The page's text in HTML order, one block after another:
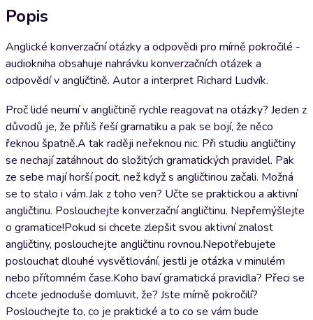
Popis
Anglické konverzační otázky a odpovědi pro mírně pokročilé -
audiokniha obsahuje nahrávku konverzačních otázek a
odpovědí v angličtině. Autor a interpret Richard Ludvík.
Proč lidé neumí v angličtině rychle reagovat na otázky? Jeden z
důvodů je, že příliš řeší gramatiku a pak se bojí, že něco
řeknou špatně.A tak raději neřeknou nic. Při studiu angličtiny
se nechají zatáhnout do složitých gramatických pravidel. Pak
ze sebe mají horší pocit, než když s angličtinou začali. Možná
se to stalo i vám.Jak z toho ven? Učte se praktickou a aktivní
angličtinu. Poslouchejte konverzační angličtinu. Nepřemýšlejte
o gramatice!Pokud si chcete zlepšit svou aktivní znalost
angličtiny, poslouchejte angličtinu rovnou.Nepotřebujete
poslouchat dlouhé vysvětlování, jestli je otázka v minulém
nebo přítomném čase.Koho baví gramatická pravidla? Přeci se
chcete jednoduše domluvit, že? Jste mírně pokročilí?
Poslouchejte to, co je praktické a to co se vám bude